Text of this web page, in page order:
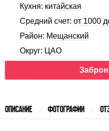
Кухня: китайская
Средний счет: от 1000
Район: Мещанский
Округ: ЦАО
ОПИСАНИЕ ФОТОГРАФИИ